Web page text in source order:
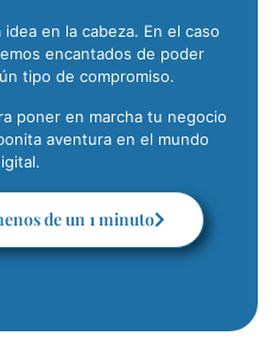
en la cabeza. En el caso
encantados de poder
tipo de compromiso.
poner en marcha tu negocio
aventura en el mundo
de un 1 minuto